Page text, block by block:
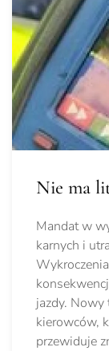
Nie ma
Mandat w
karnych i
jazdy.
kierowców,
przewiduje